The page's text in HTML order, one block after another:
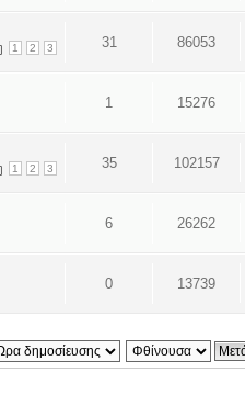
1 2 3 31 86053
1 15276
1 2 3 35 102157
6 26262
0 13739